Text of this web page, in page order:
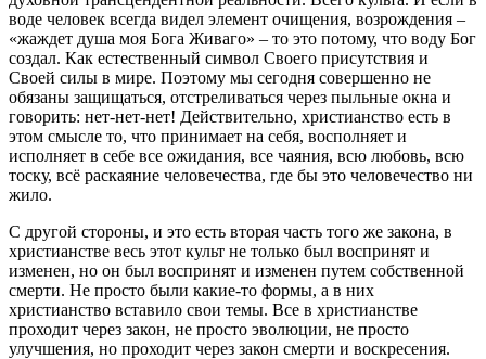
воде человек всегда видел элемент очищения, возрождения –
«жаждет душа моя Бога Живаго» – то это потому, что воду Бог
создал. Как естественный символ Своего присутствия и
Своей силы в мире. Поэтому мы сегодня совершенно не
обязаны защищаться, отстреливаться через пыльные окна и
говорить: нет-нет-нет! Действительно, христианство есть в
этом смысле то, что принимает на себя, восполняет и
исполняет в себе все ожидания, все чаяния, всю любовь, всю
тоску, всё раскаяние человечества, где бы это человечество ни
жило.
С другой стороны, и это есть вторая часть того же закона, в
христианстве весь этот культ не только был воспринят и
изменен, но он был воспринят и изменен путем собственной
смерти. Не просто были какие-то формы, а в них
христианство вставило свои темы. Все в христианстве
проходит через закон, не просто эволюции, не просто
улучшения, но проходит через закон смерти и воскресения.